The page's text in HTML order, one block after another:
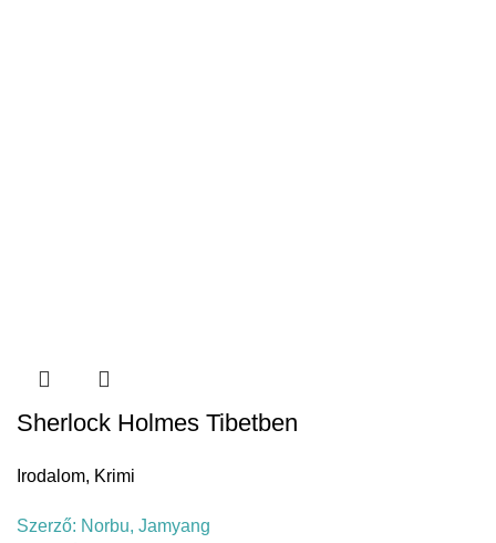
Sherlock Holmes Tibetben
Irodalom, Krimi
Szerző: Norbu, Jamyang